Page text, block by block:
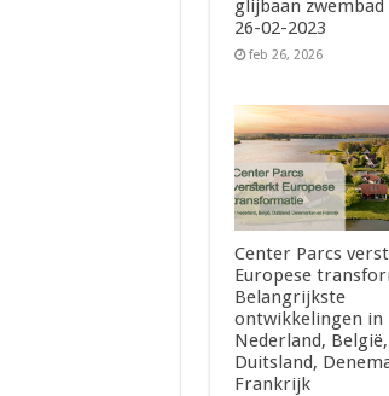
glijbaan zwembad
26-02-2023
feb 26, 2026
Center Parcs
Europese
Belangrijkste
ontwikkelingen in
Nederland, België,
Duitsland,
Frankrijk